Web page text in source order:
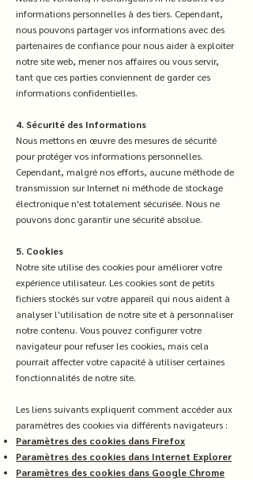
informations personnelles à des tiers. Cependant,
nous pouvons partager vos informations avec des
partenaires de confiance pour nous aider à exploiter
notre site web, mener nos affaires ou vous servir,
tant que ces parties conviennent de garder ces
informations confidentielles.
4. Sécurité des Informations
Nous mettons en œuvre des mesures de sécurité
pour protéger vos informations personnelles.
Cependant, malgré nos efforts, aucune méthode de
transmission sur Internet ni méthode de stockage
électronique n'est totalement sécurisée. Nous ne
pouvons donc garantir une sécurité absolue.
5. Cookies
Notre site utilise des cookies pour améliorer votre
expérience utilisateur. Les cookies sont de petits
fichiers stockés sur votre appareil qui nous aident à
analyser l'utilisation de notre site et à personnaliser
notre contenu. Vous pouvez configurer votre
navigateur pour refuser les cookies, mais cela
pourrait affecter votre capacité à utiliser certaines
fonctionnalités de notre site.
Les liens suivants expliquent comment accéder aux
paramètres des cookies via différents navigateurs :
Paramètres des cookies dans Firefox
Paramètres des cookies dans Internet Explorer
Paramètres des cookies dans Google Chrome